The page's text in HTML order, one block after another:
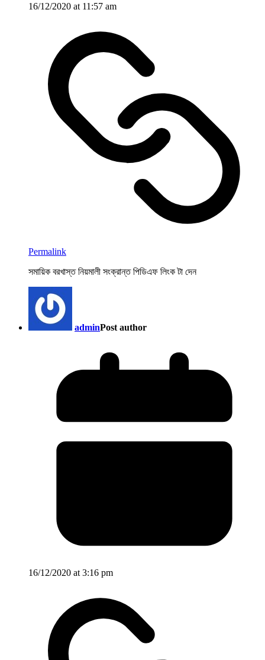
16/12/2020 at 11:57 am
Permalink
সমায়িক বরখাস্ত নিয়মালী সংক্রান্ত পিডিএফ লিংক টা দেন
adminPost author
16/12/2020 at 3:16 pm